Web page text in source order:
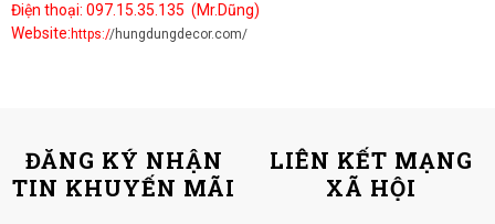
Điện thoại: 097.15.35.135 (Mr.Dũng)
Website: https://hungdungdecor.com/
ĐĂNG KÝ NHẬN
TIN KHUYẾN MÃI
LIÊN KẾT MẠNG
XÃ HỘI